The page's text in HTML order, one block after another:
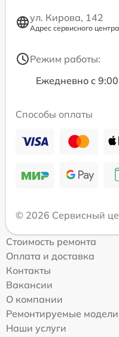
ул. Кирова, 142
Адрес сервисного
Режим работы:
Ежедневно с
Способы оплаты
© 2026 Сервисный
Стоимость ремонта
Оплата и доставка
Контакты
Вакансии
О компании
Ремонтируемые модели
Наши услуги